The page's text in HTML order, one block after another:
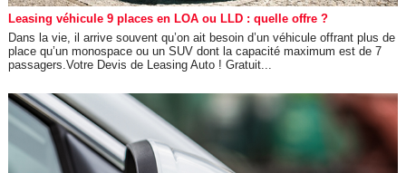
Leasing véhicule 9 places en LOA ou LLD : quelle offre ?
Dans la vie, il arrive souvent qu’on ait besoin d’un véhicule offrant plus de
place qu’un monospace ou un SUV dont la capacité maximum est de 7
passagers.Votre Devis de Leasing Auto ! Gratuit...